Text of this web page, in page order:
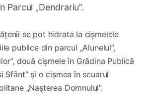
Parcul „Dendrariu”.
se pot hidrata la cișmelele
publice din parcul „Alunelul”,
două cișmele în Grădina Publică
Sfânt” și o cișmea în scuarul
„Nașterea Domnului”.